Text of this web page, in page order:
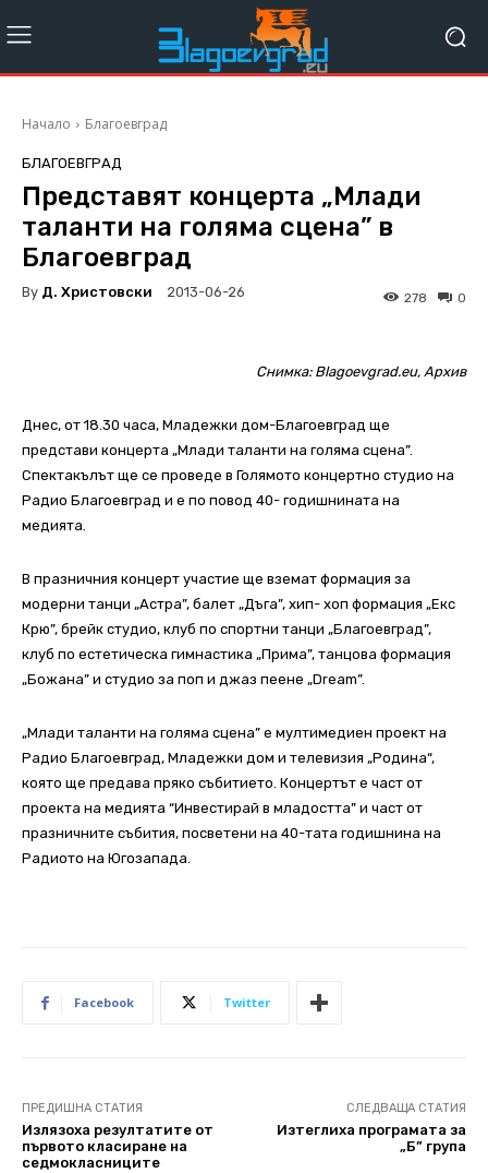
Начало Благоевград
БЛАГОЕВГРАД
Представят концерта „Млади
таланти на голяма сцена” в
Благоевград
By Д. Христовски 2013-06-26 0
278
Снимка: Blagoevgrad.eu, Архив
Днес, от 18.30 часа, Младежки дом-Благоевград ще
представи концерта „Млади таланти на голяма сцена”.
Спектакълът ще се проведе в Голямото концертно студио на
Радио Благоевград и е по повод 40- годишнината на
медията.
В празничния концерт участие ще вземат формация за
модерни танци „Астра”, балет „Дъга”, хип- хоп формация „Екс
Крю”, брейк студио, клуб по спортни танци „Благоевград”,
клуб по естетическа гимнастика „Прима”, танцова формация
„Божана” и студио за поп и джаз пеене „Dream”.
„Млади таланти на голяма сцена” е мултимедиен проект на
Радио Благоевград, Младежки дом и телевизия „Родина“,
която ще предава пряко събитието. Концертът е част от
проекта на медията “Инвестирай в младостта” и част от
празничните събития, посветени на 40-тата годишнина на
Радиото на Югозапада.
Facebook Twitter
ПРЕДИШНА СТАТИЯ
Излязоха резултатите от
първото класиране на
седмокласниците
СЛЕДВАЩА СТАТИЯ
Изтеглиха програмата за
„Б” група